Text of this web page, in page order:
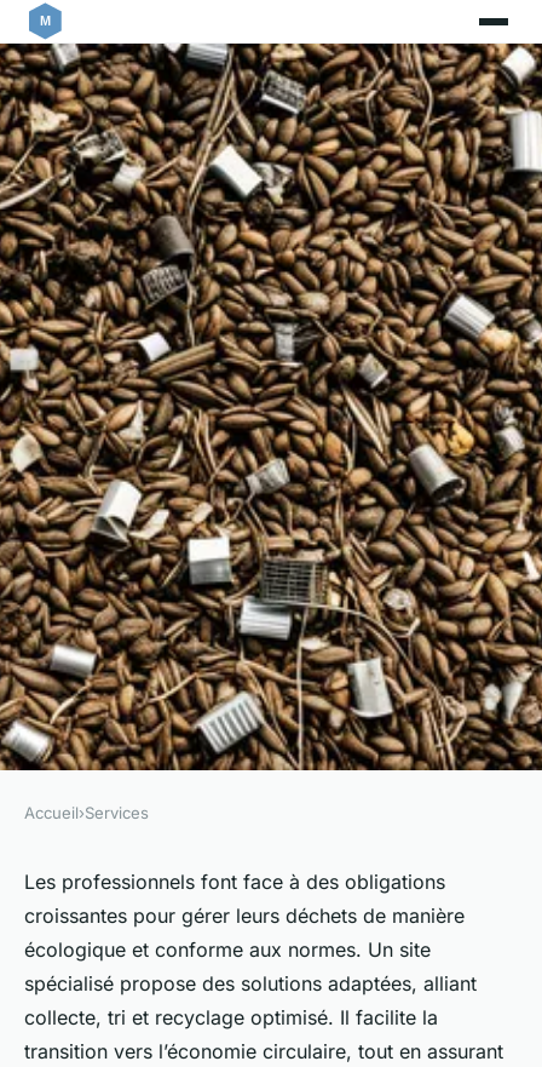
Site spécialisé dans la gestion
écologique des déchets pour
les pros
Julien•29 mai 2025•4 min de lecture
Accueil›Services
Les professionnels font face à des obligations
croissantes pour gérer leurs déchets de manière
écologique et conforme aux normes. Un site
spécialisé propose des solutions adaptées, alliant
collecte, tri et recyclage optimisé. Il facilite la
transition vers l’économie circulaire, tout en assurant